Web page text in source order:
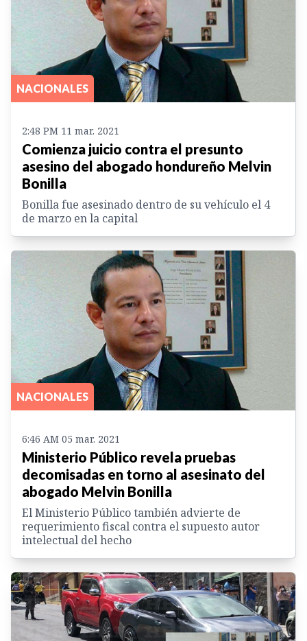
NACIONALES
2:48 PM 11 mar. 2021
Comienza juicio contra el presunto
asesino del abogado hondureño Melvin
Bonilla
Bonilla fue asesinado dentro de su vehículo el 4
de marzo en la capital
NACIONALES
6:46 AM 05 mar. 2021
Ministerio Público revela pruebas
decomisadas en torno al asesinato del
abogado Melvin Bonilla
El Ministerio Público también advierte de
requerimiento fiscal contra el supuesto autor
intelectual del hecho